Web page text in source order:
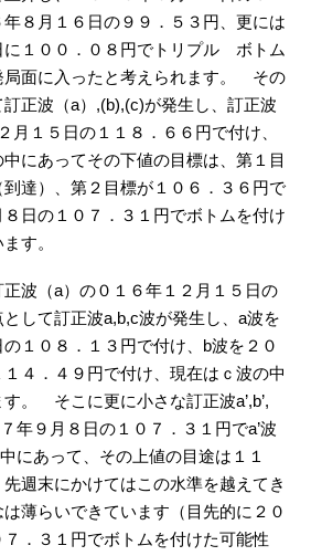
８月１６日の９９．５３円、更には
に１００．０８円でトリプル ボトム
局面に入ったと考えられます。 その
正波（a）,(b),(c)が発生し、訂正波
月１５日の１１８．６６円で付け、
にあってその下値の目標は、第１目
達）、第２目標が１０６．３６円で
日の１０７．３１円でボトムを付け
ます。
波（a）の０１６年１２月１５日の
して訂正波a,b,c波が発生し、a波を
１０８．１３円で付け、b波を２０
４．４９円で付け、現在はｃ波の中
。 そこに更に小さな訂正波a’,b’,
年９月８日の１０７．３１円でa’波
にあって、その上値の目途は１１
週末にかけてはこの水準を越えてき
薄らいできています（目先的に２０
．３１円でボトムを付けた可能性